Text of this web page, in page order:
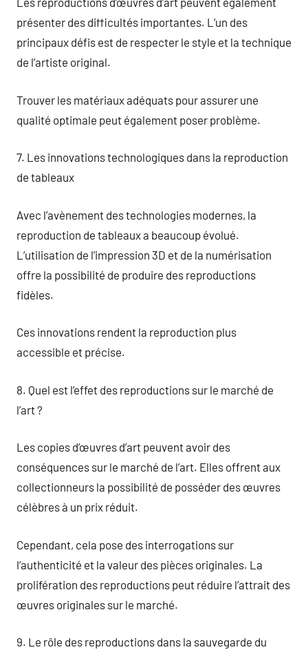
présenter des difficultés importantes. L’un des
principaux défis est de respecter le style et la technique
de l’artiste original.
Trouver les matériaux adéquats pour assurer une
qualité optimale peut également poser problème.
7. Les innovations technologiques dans la reproduction
de tableaux
Avec l’avènement des technologies modernes, la
reproduction de tableaux a beaucoup évolué.
L’utilisation de l’impression 3D et de la numérisation
offre la possibilité de produire des reproductions
fidèles.
Ces innovations rendent la reproduction plus
accessible et précise.
8. Quel est l’effet des reproductions sur le marché de
l’art ?
Les copies d’œuvres d’art peuvent avoir des
conséquences sur le marché de l’art. Elles offrent aux
collectionneurs la possibilité de posséder des œuvres
célèbres à un prix réduit.
Cependant, cela pose des interrogations sur
l’authenticité et la valeur des pièces originales. La
prolifération des reproductions peut réduire l’attrait des
œuvres originales sur le marché.
9. Le rôle des reproductions dans la sauvegarde du